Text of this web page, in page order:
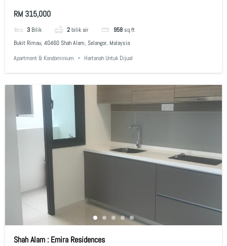
RM 315,000
3 Bilik 2bilik air 958sq ft
Bukit Rimau, 40460 Shah Alam, Selangor, Malaysia
Apartment & Kondominium
Hartanah Untuk Dijual
Shah Alam : Emira Residences